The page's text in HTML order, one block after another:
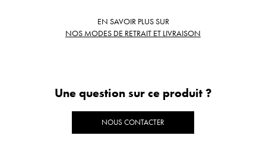
EN SAVOIR PLUS SUR
NOS MODES DE RETRAIT ET LIVRAISON
Une question sur ce produit ?
NOUS CONTACTER